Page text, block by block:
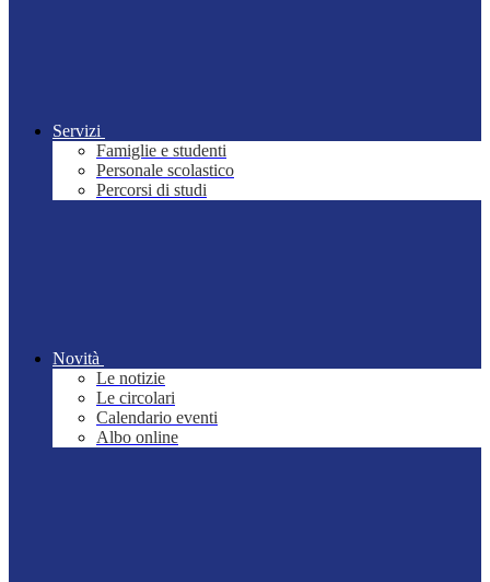
Servizi
Famiglie e studenti
Personale scolastico
Percorsi di studi
Novità
Le notizie
Le circolari
Calendario eventi
Albo online